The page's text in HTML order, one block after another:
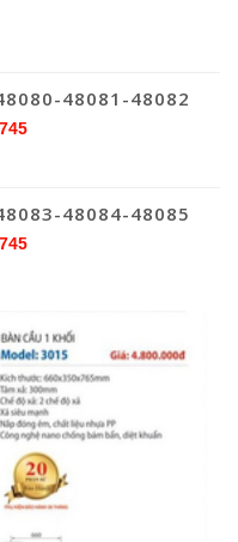
48081-48082
48084-48085